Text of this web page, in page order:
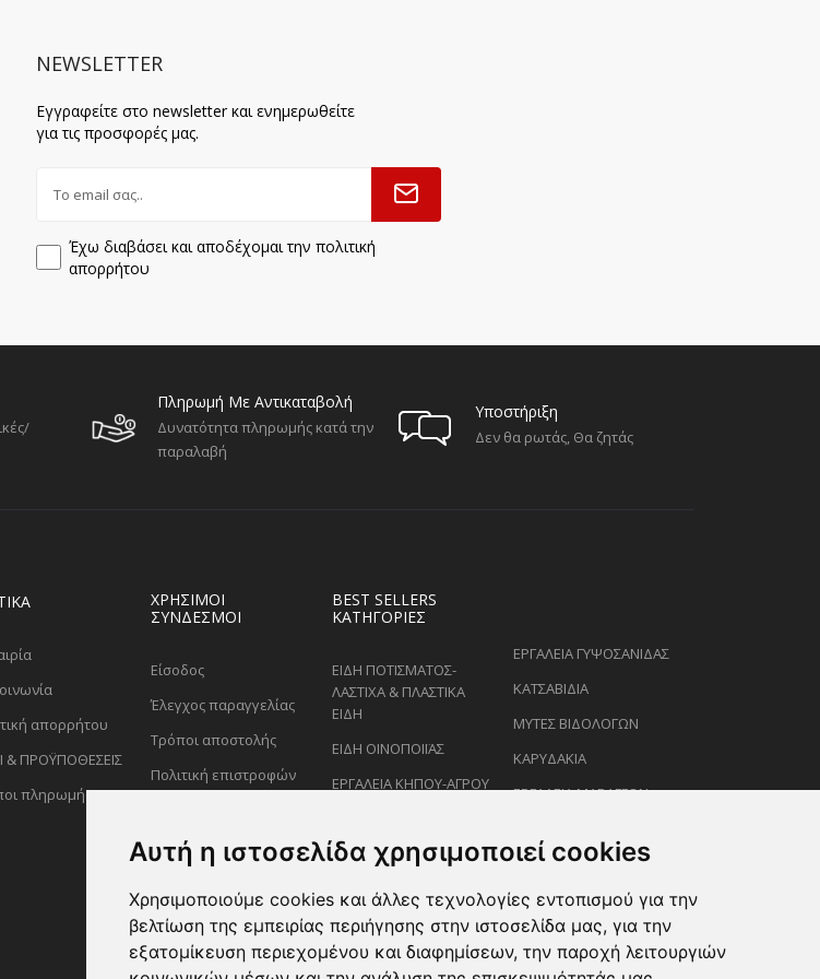
Αυτή η ιστοσελίδα χρησιμοποιεί cookies
Χρησιμοποιούμε cookies και άλλες τεχνολογίες εντοπισμού για την
βελτίωση της εμπειρίας περιήγησης στην ιστοσελίδα μας, για την
εξατομίκευση περιεχομένου και διαφημίσεων, την παροχή λειτουργιών
NEWSLETTER
Εγγραφείτε στο newsletter και ενημερωθείτε
για τις προσφορές μας.
Έχω διαβάσει και αποδέχομαι την πολιτική
απορρήτου
Πληρωμή Με Αντικαταβολή
Δυνατότητα πληρωμής κατά την
παραλαβή
Υποστήριξη
Δεν θα ρωτάς, Θα ζητάς
απορρήτου
& ΠΡΟΫΠΟΘΕΣΕΙΣ
πληρωμής
ΧΡΗΣΙΜΟΙ
ΣΥΝΔΕΣΜΟΙ
Είσοδος
Έλεγχος παραγγελίας
Τρόποι αποστολής
Πολιτική επιστροφών
BEST SELLERS
ΚΑΤΗΓΟΡΊΕΣ
ΕΙΔΗ ΠΟΤΙΣΜΑΤΟΣ-
ΛΑΣΤΙΧΑ & ΠΛΑΣΤΙΚΑ
ΕΙΔΗ
ΕΙΔΗ ΟΙΝΟΠΟΙΪΑΣ
ΕΡΓΑΛΕΙΑ ΚΗΠΟΥ-ΑΓΡΟΥ
ΡΑΝΤΙΣΜΑΤΟΣ
ΨΑΛΙΔΙΑ ΚΛΑΔΕΜΑΤΟΣ
ΕΡΓΑΛΕΙΑ ΓΥΨΟΣΑΝΙΔΑΣ
ΚΑΤΣΑΒΙΔΙΑ
ΜΥΤΕΣ ΒΙΔΟΛΟΓΩΝ
ΚΑΡΥΔΑΚΙΑ
ΕΡΓΑΛΕΙΑ ΜΑΡΑΓΓΩΝ